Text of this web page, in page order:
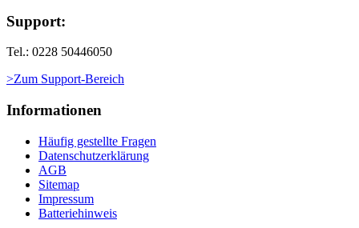
Support:
Tel.: 0228 50446050
>Zum Support-Bereich
Informationen
Häufig gestellte Fragen
Datenschutzerklärung
AGB
Sitemap
Impressum
Batteriehinweis